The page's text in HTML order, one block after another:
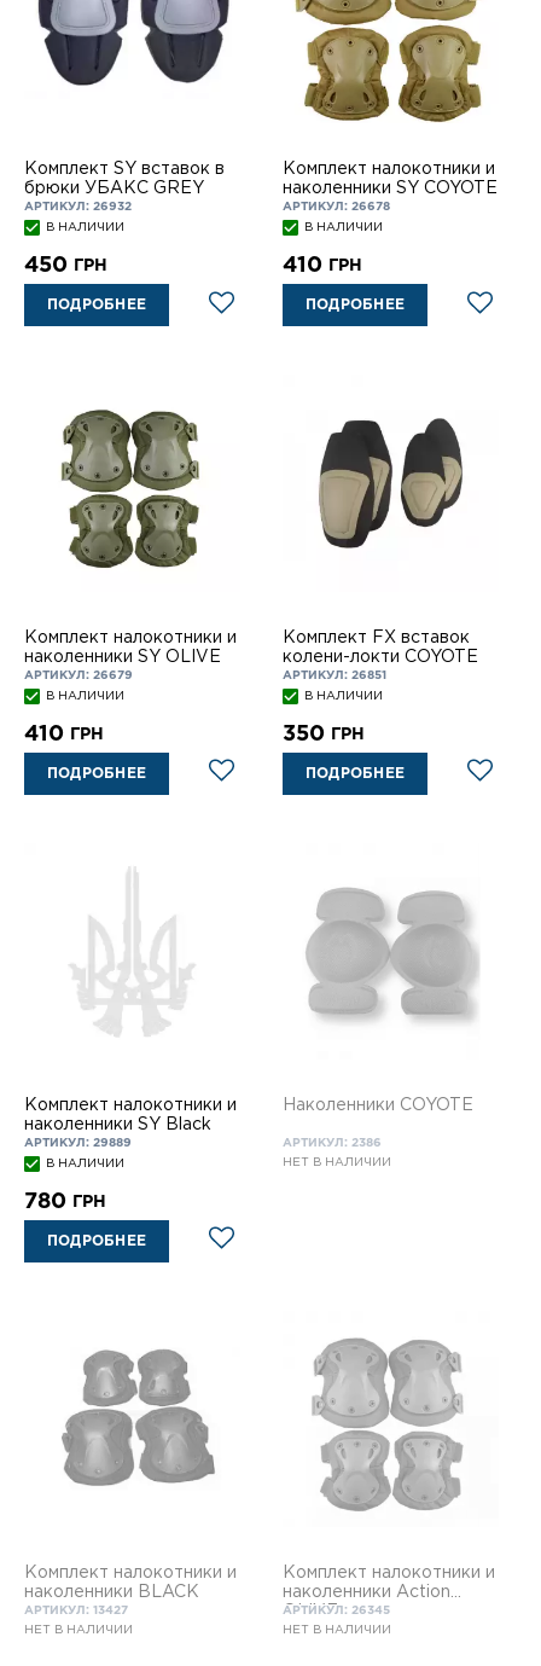
Комплект SY вставок в
брюки УБАКС GREY
АРТИКУЛ: 26932
В НАЛИЧИИ
450 ГРН
ПОДРОБНЕЕ
Комплект налокотники и
наколенники SY COYOTE
АРТИКУЛ: 26678
В НАЛИЧИИ
410 ГРН
ПОДРОБНЕЕ
Комплект налокотники и
наколенники SY OLIVE
АРТИКУЛ: 26679
В НАЛИЧИИ
410 ГРН
ПОДРОБНЕЕ
Комплект FX вставок
колени-локти COYOTE
АРТИКУЛ: 26851
В НАЛИЧИИ
350 ГРН
ПОДРОБНЕЕ
Комплект налокотники и
наколенники SY Black
АРТИКУЛ: 29889
В НАЛИЧИИ
780 ГРН
ПОДРОБНЕЕ
Наколенники COYOTE
АРТИКУЛ: 2386
НЕТ В НАЛИЧИИ
Комплект налокотники и
наколенники BLACK
АРТИКУЛ: 13427
НЕТ В НАЛИЧИИ
Комплект налокотники и
наколенники Action
OLIVE
АРТИКУЛ: 26345
НЕТ В НАЛИЧИИ